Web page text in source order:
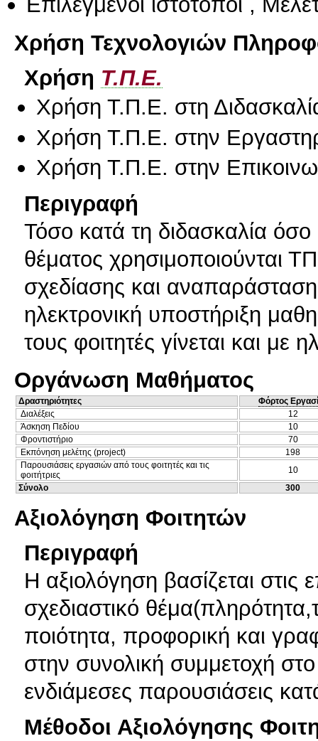
Χρήση Τεχνολογιών
Χρήση Τ.Π.Ε.
Χρήση Τ.Π.Ε. στη
Χρήση Τ.Π.Ε. στην
Χρήση Τ.Π.Ε. στην
Περιγραφή
Τόσο κατά τη διδασκαλία όσο
θέματος χρησιμοποιούνται
σχεδίασης και
ηλεκτρονική υποστήριξη
τους φοιτητές γίνεται και με
Οργάνωση Μαθήματος
Δραστηριότητες
Φόρτος
Διαλέξεις
12
Άσκηση Πεδίου
10
Φροντιστήριο
70
Εκπόνηση μελέτης (project)
198
Παρουσιάσεις εργασιών από τους φοιτητές και τις
φοιτήτριες
10
Σύνολο
300
Αξιολόγηση Φοιτητών
Περιγραφή
Η αξιολόγηση βασίζεται
σχεδιαστικό
ποιότητα, προφορική και
στην συνολική συμμετοχή στο
ενδιάμεσες παρουσιάσεις
Μέθοδοι Αξιολόγησης